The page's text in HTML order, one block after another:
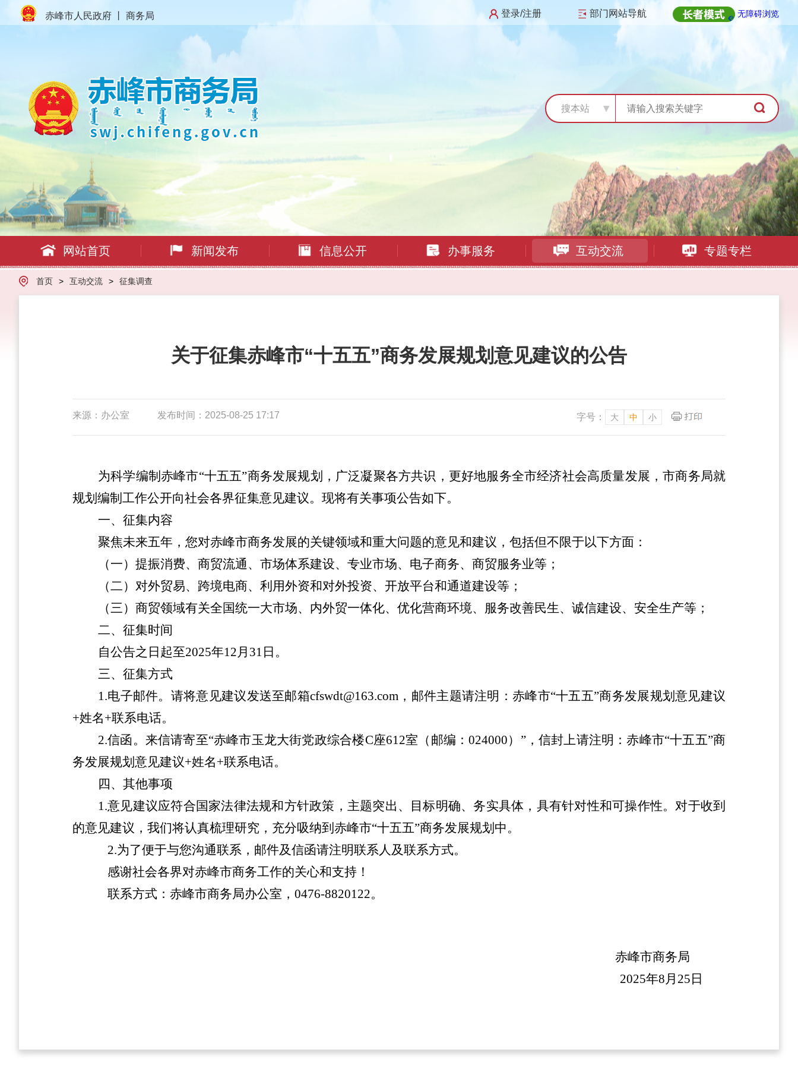
赤峰市人民政府 商务局 登录/注册 部门网站导航 无障碍浏览
搜本站
网站首页 新闻发布 信息公开 办事服务 互动交流 专题专栏
首页 > 互动交流 > 征集调查
关于征集赤峰市“十五五”商务发展规划意见建议的公告
来源：办公室 发布时间：2025-08-25 17:17 字号： 大 中 小
为科学编制赤峰市“十五五”商务发展规划，广泛凝聚各方共识，更好地服务全市经济社会高质量发展，市商务局就
规划编制工作公开向社会各界征集意见建议。现将有关事项公告如下。
一、征集内容
聚焦未来五年，您对赤峰市商务发展的关键领域和重大问题的意见和建议，包括但不限于以下方面：
（一）提振消费、商贸流通、市场体系建设、专业市场、电子商务、商贸服务业等；
（二）对外贸易、跨境电商、利用外资和对外投资、开放平台和通道建设等；
（三）商贸领域有关全国统一大市场、内外贸一体化、优化营商环境、服务改善民生、诚信建设、安全生产等；
二、征集时间
自公告之日起至2025年12月 31 日。
三、征集方式
1.电子邮件。 请将意见建议发送至邮箱cfswdt@163.com ，邮件主题请注明：赤峰市“十五五”商务发展规划意见建议
+姓名+联系电话。
2.信函。 来信请寄至“赤峰市玉龙大街党政综合楼C座612室（邮编：024000）”，信封上请注明：赤峰市“十五五”商
务发展规划意见建议+姓名+联系电话。
四、其他事项
1.意见建议应符合国家法律法规和方针政策，主题突出、目标明确、务实具体，具有针对性和可操作性。对于收到
的意见建议，我们将认真梳理研究，充分吸纳到赤峰市“十五五”商务发展规划中。
2.为了便于与您沟通联系，邮件及信函请注明联系人及联系方式。
感谢社会各界对赤峰市商务工作的关心和支持！
联系方式：赤峰市商务局办公室，0476-8820122。
赤峰市商务局
2025年8月25日